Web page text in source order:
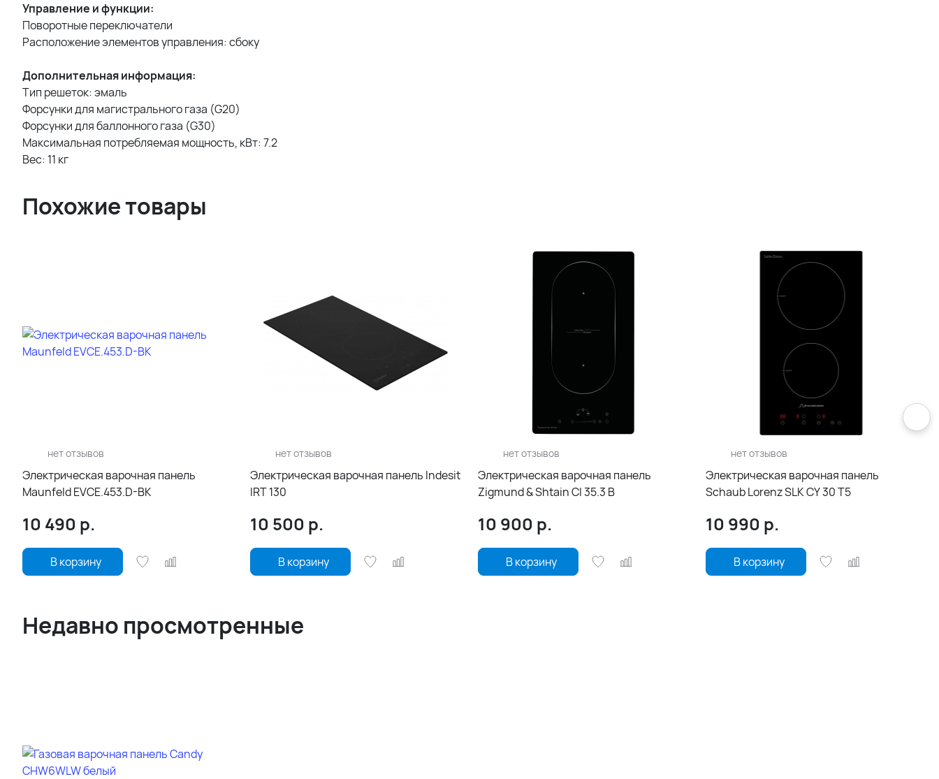
Управление и функции:
Поворотные переключатели
Расположение элементов управления: сбоку
Дополнительная информация:
Тип решеток: эмаль
Форсунки для магистрального газа (G20)
Форсунки для баллонного газа (G30)
Максимальная потребляемая мощность, кВт: 7.2
Вес: 11 кг
Похожие товары
нет отзывов
Электрическая варочная панель
Maunfeld EVCE.453.D-BK
10 490 р.
В корзину
нет отзывов
Электрическая варочная панель Indesit
IRT 130
10 500 р.
В корзину
нет отзывов
Электрическая варочная панель
Zigmund & Shtain CI 35.3 B
10 900 р.
В корзину
нет отзывов
Электрическая варочная панель
Schaub Lorenz SLK CY 30 T5
10 990 р.
В корзину
Недавно просмотренные